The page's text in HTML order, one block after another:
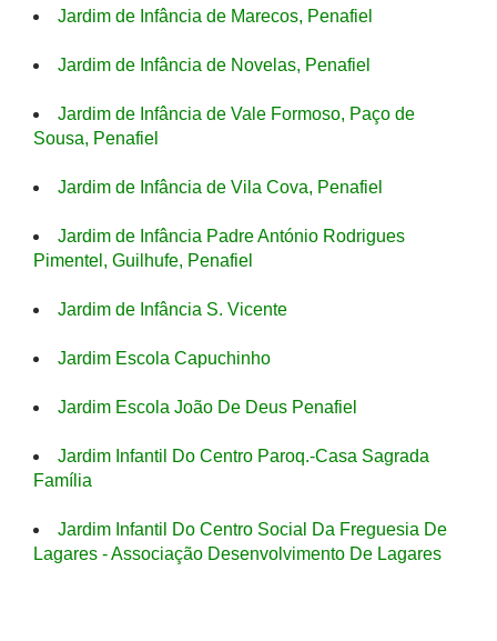
Jardim de Infância de Marecos, Penafiel
Jardim de Infância de Novelas, Penafiel
Jardim de Infância de Vale Formoso, Paço de
Sousa, Penafiel
Jardim de Infância de Vila Cova, Penafiel
Jardim de Infância Padre António Rodrigues
Pimentel, Guilhufe, Penafiel
Jardim de Infância S. Vicente
Jardim Escola Capuchinho
Jardim Escola João De Deus Penafiel
Jardim Infantil Do Centro Paroq.-Casa Sagrada
Família
Jardim Infantil Do Centro Social Da Freguesia De
Lagares - Associação Desenvolvimento De Lagares